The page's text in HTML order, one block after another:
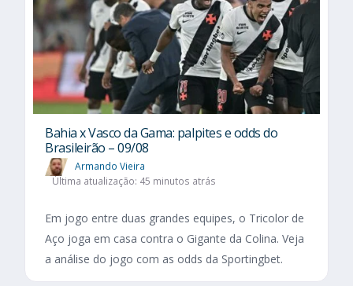
Bahia x Vasco da Gama: palpites e odds do
Brasileirão – 09/08
Armando Vieira
Última atualização: 45 minutos atrás
Em jogo entre duas grandes equipes, o Tricolor de
Aço joga em casa contra o Gigante da Colina. Veja
a análise do jogo com as odds da Sportingbet.